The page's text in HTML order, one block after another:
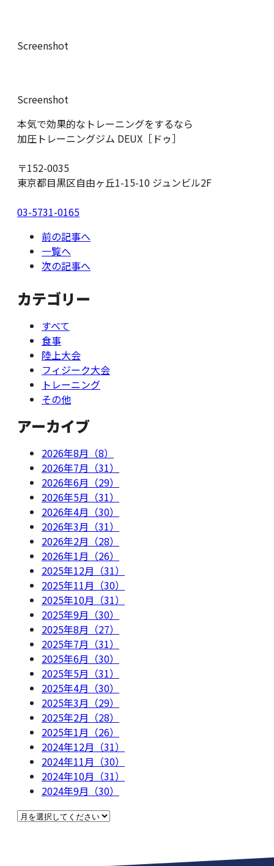
Screenshot
Screenshot
本気で効果的なトレーニングをするなら
加圧トレーニングジム DEUX［ドゥ］
〒152-0035
東京都目黒区自由ヶ丘1-15-10 ジュンビル2F
03-5731-0165
前の記事へ
一覧へ
次の記事へ
カテゴリー
すべて
食事
陸上大会
フィジーク大会
トレーニング
その他
アーカイブ
2026年8月（8）
2026年7月（31）
2026年6月（29）
2026年5月（31）
2026年4月（30）
2026年3月（31）
2026年2月（28）
2026年1月（26）
2025年12月（31）
2025年11月（30）
2025年10月（31）
2025年9月（30）
2025年8月（27）
2025年7月（31）
2025年6月（30）
2025年5月（31）
2025年4月（30）
2025年3月（29）
2025年2月（28）
2025年1月（26）
2024年12月（31）
2024年11月（30）
2024年10月（31）
2024年9月（30）